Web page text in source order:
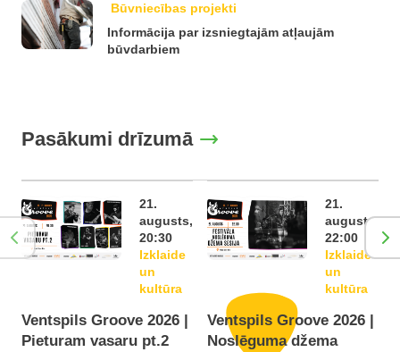
Būvniecības projekti
Informācija par izsniegtajām atļaujām
būvdarbiem
Pasākumi drīzumā
21.
augusts,
20:30
Izklaide
un
kultūra
Ventspils Groove 2026 |
Pieturam vasaru pt.2
21.
augusts,
22:00
Izklaide
un
kultūra
Ventspils Groove 2026 |
Noslēguma džema